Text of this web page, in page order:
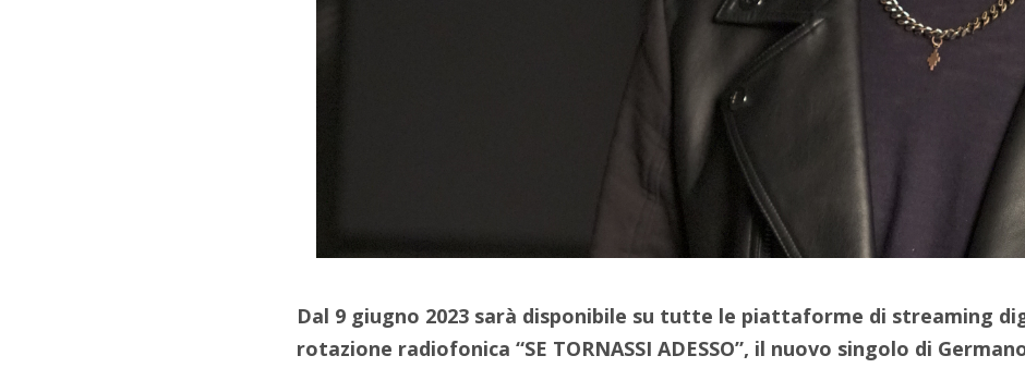
Dal 9 giugno 2023 sarà disponibile su tutte le piattaforme di streaming
rotazione radiofonica “SE TORNASSI ADESSO”, il nuovo singolo di